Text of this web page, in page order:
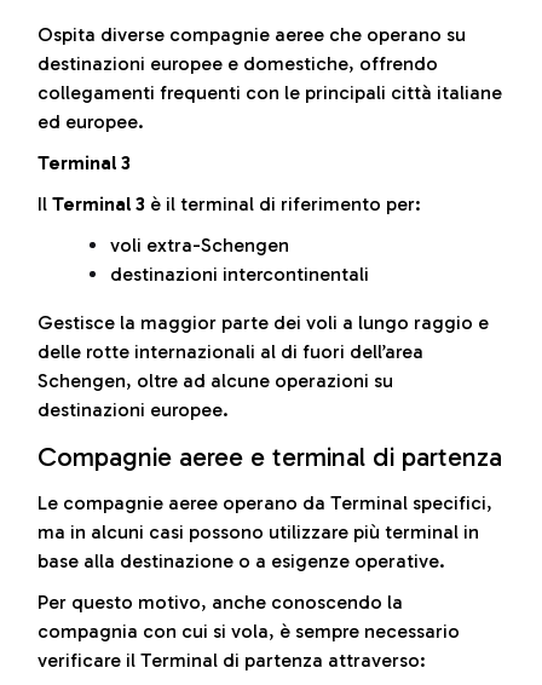
Ospita diverse compagnie aeree che operano su
destinazioni europee e domestiche, offrendo
collegamenti frequenti con le principali città italiane
ed europee.
Terminal 3
Il Terminal 3 è il terminal di riferimento per:
voli extra-Schengen
destinazioni intercontinentali
Gestisce la maggior parte dei voli a lungo raggio e
delle rotte internazionali al di fuori dell’area
Schengen, oltre ad alcune operazioni su
destinazioni europee.
Compagnie aeree e terminal di partenza
Le compagnie aeree operano da Terminal specifici,
ma in alcuni casi possono utilizzare più terminal in
base alla destinazione o a esigenze operative.
Per questo motivo, anche conoscendo la
compagnia con cui si vola, è sempre necessario
verificare il Terminal di partenza attraverso: